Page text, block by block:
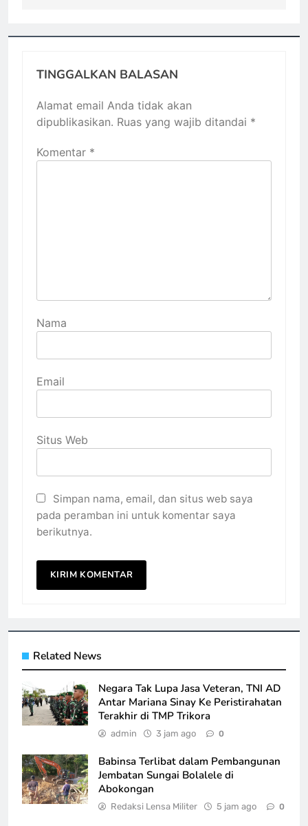
TINGGALKAN BALASAN
Alamat email Anda tidak akan
dipublikasikan. Ruas yang wajib ditandai *
Komentar *
Nama
Email
Situs Web
Simpan nama, email, dan situs web saya
pada peramban ini untuk komentar saya
berikutnya.
Related News
Negara Tak Lupa Jasa Veteran, TNI AD
Antar Mariana Sinay Ke Peristirahatan
Terakhir di TMP Trikora
admin 3 jam ago 0
Babinsa Terlibat dalam Pembangunan
Jembatan Sungai Bolalele di
Abokongan
Redaksi Lensa Militer 5 jam ago 0